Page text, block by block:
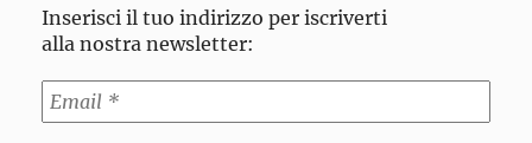
Inserisci il tuo indirizzo per iscriverti
alla nostra newsletter: